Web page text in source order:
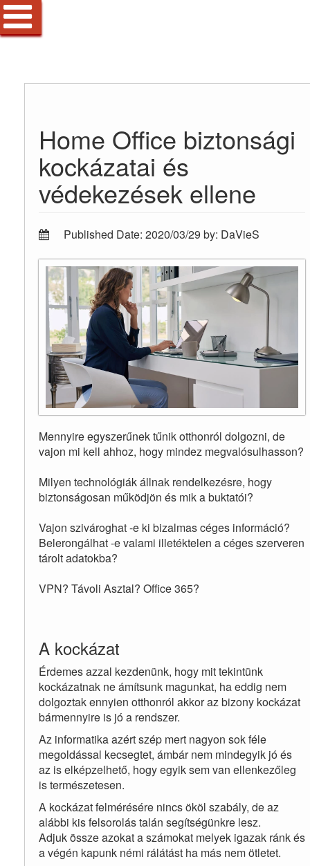
Home Office biztonsági
kockázatai és
védekezések ellene
Published Date: 2020/03/29 by: DaVieS
Mennyire egyszerűnek tűnik otthonról dolgozni, de
vajon mi kell ahhoz, hogy mindez megvalósulhasson?
Milyen technológiák állnak rendelkezésre, hogy
biztonságosan működjön és mik a buktatói?
Vajon szivároghat -e ki bizalmas céges információ?
Belerongálhat -e valami illetéktelen a céges szerveren
tárolt adatokba?
VPN? Távoli Asztal? Office 365?
A kockázat
Érdemes azzal kezdenünk, hogy mit tekintünk
kockázatnak ne ámítsunk magunkat, ha eddig nem
dolgoztak ennyien otthonról akkor az bizony kockázat
bármennyire is jó a rendszer.
Az informatika azért szép mert nagyon sok féle
megoldással kecsegtet, ámbár nem mindegyik jó és
az is elképzelhető, hogy egyik sem van ellenkezőleg
is természetesen.
A kockázat felmérésére nincs ököl szabály, de az
alábbi kis felsorolás talán segítségünkre lesz.
Adjuk össze azokat a számokat melyek igazak ránk és
a végén kapunk némi rálátást ha más nem ötletet.